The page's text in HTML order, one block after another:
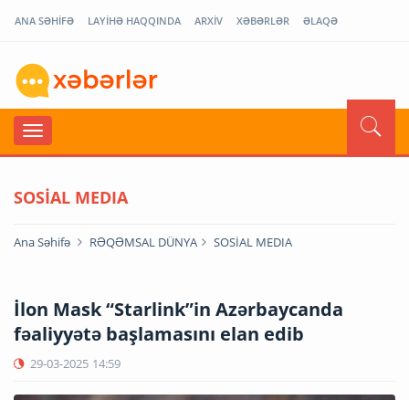
ANA SƏHİFƏ LAYİHƏ HAQQINDA ARXİV XƏBƏRLƏR ƏLAQƏ
SOSİAL MEDIA
Ana Səhifə RƏQƏMSAL DÜNYA SOSİAL MEDIA
İlon Mask “Starlink”in Azərbaycanda
fəaliyyətə başlamasını elan edib
29-03-2025 14:59